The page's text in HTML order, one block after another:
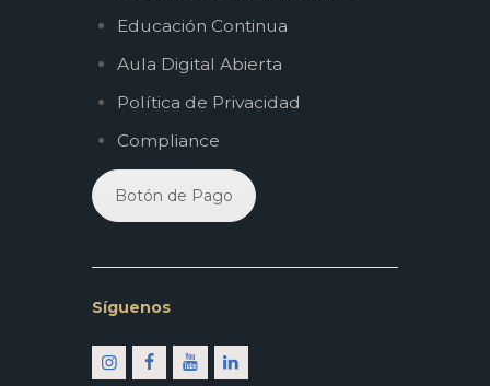
Educación Continua
Aula Digital Abierta
Política de Privacidad
Compliance
Botón de Pago
Síguenos